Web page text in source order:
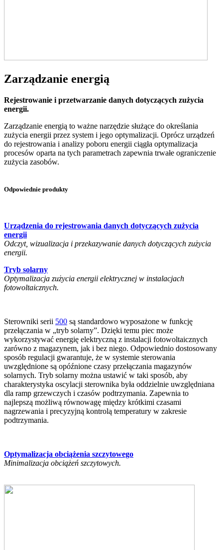
Zarządzanie energią
Rejestrowanie i przetwarzanie danych dotyczących zużycia
energii.
Zarządzanie energią to ważne narzędzie służące do określania
zużycia energii przez system i jego optymalizacji. Oprócz urządzeń
do rejestrowania i analizy poboru energii ciągła optymalizacja
procesów oparta na tych parametrach zapewnia trwałe ograniczenie
zużycia zasobów.
Odpowiednie produkty
Urządzenia do rejestrowania danych dotyczących zużycia
energii
Odczyt, wizualizacja i przekazywanie danych dotyczących zużycia
energii.
Tryb solarny
Optymalizacja zużycia energii elektrycznej w instalacjach
fotowoltaicznych.
Sterowniki serii 500 są standardowo wyposażone w funkcję
przełączania w „tryb solarny”. Dzięki temu piec może
wykorzystywać energię elektryczną z instalacji fotowoltaicznych
zarówno z magazynem, jak i bez niego. Odpowiednio dostosowany
sposób regulacji gwarantuje, że w systemie sterowania
uwzględnione są opóźnione czasy przełączania magazynów
solarnych. Tryb solarny można ustawić w taki sposób, aby
charakterystyka oscylacji sterownika była oddzielnie uwzględniana
dla ramp grzewczych i czasów podtrzymania. Zapewnia to
najlepszą możliwą równowagę między krótkimi czasami
nagrzewania i precyzyjną kontrolą temperatury w zakresie
podtrzymania.
Optymalizacja obciążenia szczytowego
Minimalizacja obciążeń szczytowych.